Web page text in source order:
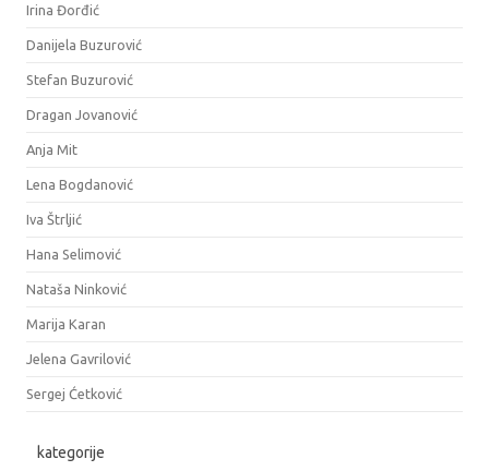
Irina Đorđić
Danijela Buzurović
Stefan Buzurović
Dragan Jovanović
Anja Mit
Lena Bogdanović
Iva Štrljić
Hana Selimović
Nataša Ninković
Marija Karan
Jelena Gavrilović
Sergej Ćetković
kategorije